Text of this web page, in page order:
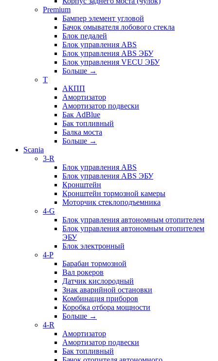
Premium
Бампер элемент угловой
Бачок омывателя лобового стекла
Блок педалей
Блок управления ABS
Блок управления ABS ЭБУ
Блок управления VECU ЭБУ
Больше →
T
АКПП
Амортизатор
Амортизатор подвески
Бак AdBlue
Бак топливный
Балка моста
Больше →
Scania
3-R
Блок управления ABS
Блок управления ABS ЭБУ
Кронштейн
Кронштейн тормозной камеры
Моторчик стеклоподъемника
4-G
Блок управления автономным отопителем
Блок управления автономным отопителем
ЭБУ
Блок электронный
4-P
Барабан тормозной
Вал рокеров
Датчик кислородный
Знак аварийной остановки
Комбинация приборов
Коробка отбора мощности
Больше →
4-R
Амортизатор
Амортизатор подвески
Бак топливный